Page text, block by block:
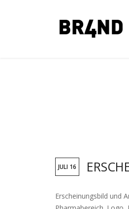
JULI 16
Erscheinungsbild und